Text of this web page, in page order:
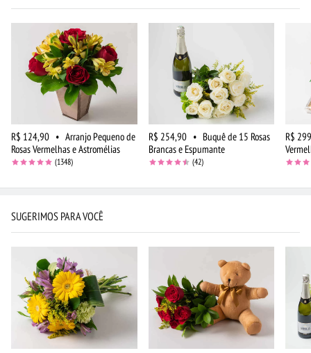
R$ 124,90 • Arranjo Pequeno de
Rosas Vermelhas e Astromélias
(1348)
R$ 254,90 • Buquê de 15 Rosas
Brancas e Espumante
(42)
R$
SUGERIMOS PARA VOCÊ